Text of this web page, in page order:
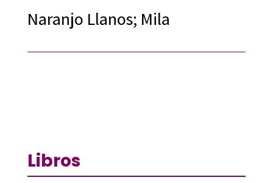
Naranjo Llanos; Mila
Libros